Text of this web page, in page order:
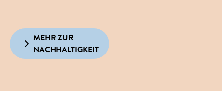
MEHR ZUR
NACHHALTIGKEIT